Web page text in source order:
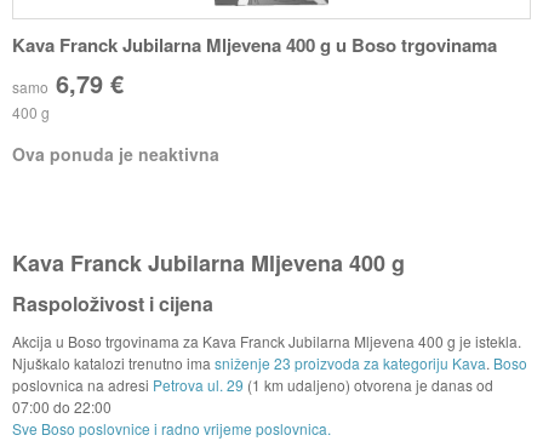
Kava Franck Jubilarna Mljevena 400 g u Boso trgovinama
samo 6,79 €
400 g
Ova ponuda je neaktivna
Kava Franck Jubilarna Mljevena 400 g
Raspoloživost i cijena
Akcija u Boso trgovinama za Kava Franck Jubilarna Mljevena 400 g je istekla.
Njuškalo katalozi trenutno ima sniženje 23 proizvoda za kategoriju Kava. Boso
poslovnica na adresi Petrova ul. 29 (1 km udaljeno) otvorena je danas od
07:00 do 22:00
Sve Boso poslovnice i radno vrijeme poslovnica.